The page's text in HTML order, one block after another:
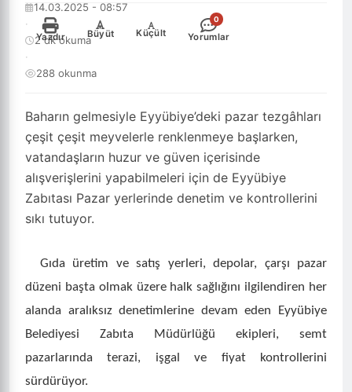
Baharın gelmesiyle Eyyübiye’deki pazar tezgâhları
çeşit çeşit meyvelerle renklenmeye başlarken,
vatandaşların huzur ve güven içerisinde
alışverişlerini yapabilmeleri için de Eyyübiye
Zabıtası Pazar yerlerinde denetim ve kontrollerini
sıkı tutuyor.
14.03.2025 - 08:57
·
2 dk okuma
·
288 okunma
Yazdır
+
Büyüt
-
Küçült
0
Yorumlar
Gıda üretim ve satış yerleri, depolar, çarşı pazar
düzeni başta olmak üzere halk sağlığını ilgilendiren her
alanda aralıksız denetimlerine devam eden Eyyübiye
Belediyesi Zabıta Müdürlüğü ekipleri, semt
pazarlarında terazi, işgal ve fiyat kontrollerini
sürdürüyor.